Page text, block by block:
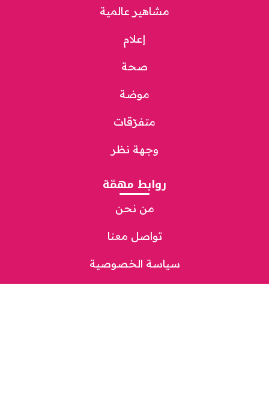
مشاهير عالمية
إعلام
صحة
موضة
متفرّقات
وجهة نظر
روابط مهمّة
من نحن
تواصل معنا
سياسة الخصوصية